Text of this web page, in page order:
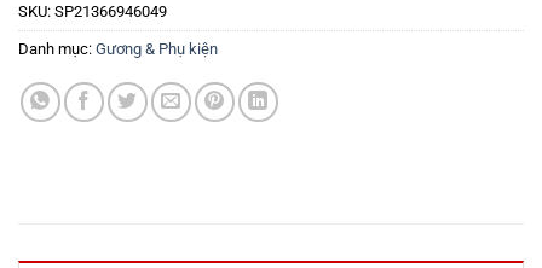
SKU: SP21366946049
Danh mục: Gương & Phụ kiện